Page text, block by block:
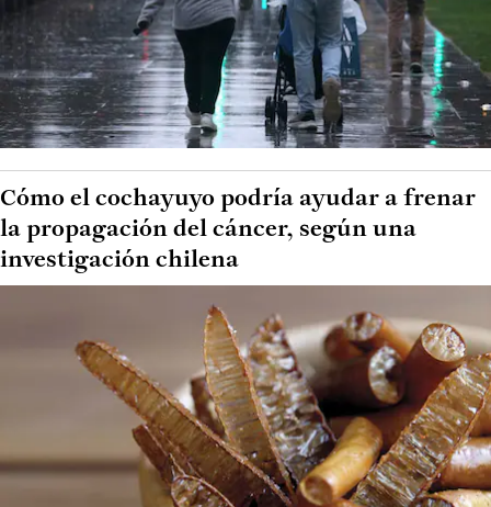
Cómo el cochayuyo podría ayudar a frenar
la propagación del cáncer, según una
investigación chilena